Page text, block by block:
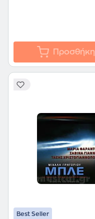
Προσθήκη
Best Seller